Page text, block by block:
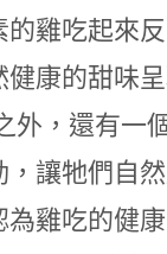
的雞吃起來
健康的甜味
外，還有一
，讓牠們自
為雞吃的健